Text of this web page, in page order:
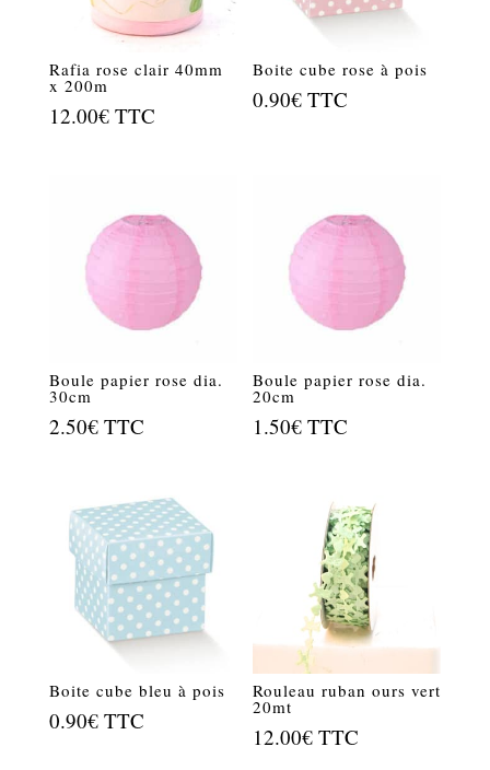
Rafia rose clair 40mm
x 200m
12.00€ TTC
Boite cube rose à pois
0.90€ TTC
Boule papier rose dia.
30cm
2.50€ TTC
Boule papier rose dia.
20cm
1.50€ TTC
Boite cube bleu à pois
0.90€ TTC
Rouleau ruban ours vert
20mt
12.00€ TTC